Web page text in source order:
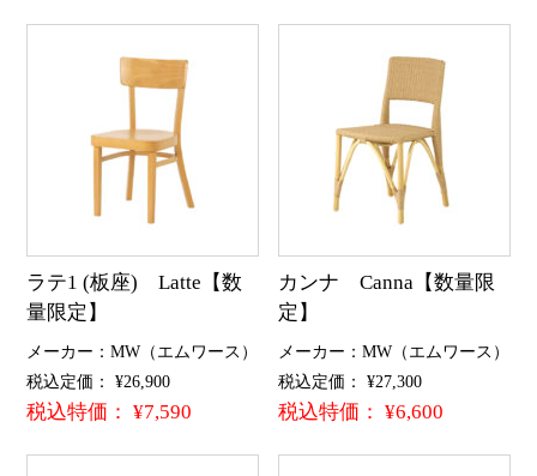
ラテ1 (板座) Latte【数
量限定】
メーカー：MW（エムワース）
税込定価： ¥26,900
税込特価： ¥7,590
カンナ Canna【数量限
定】
メーカー：MW（エムワース）
税込定価： ¥27,300
税込特価： ¥6,600